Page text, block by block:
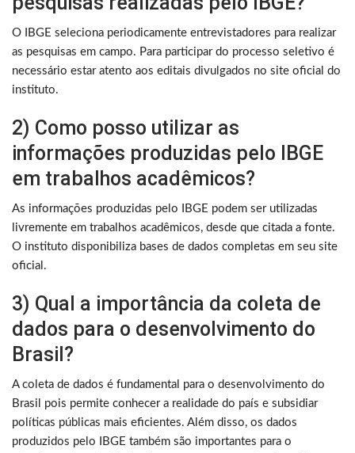
O IBGE seleciona periodicamente entrevistadores para realizar
as pesquisas em campo. Para participar do processo seletivo é
necessário estar atento aos editais divulgados no site oficial do
instituto.
2) Como posso utilizar as
informações produzidas pelo IBGE
em trabalhos acadêmicos?
As informações produzidas pelo IBGE podem ser utilizadas
livremente em trabalhos acadêmicos, desde que citada a fonte.
O instituto disponibiliza bases de dados completas em seu site
oficial.
3) Qual a importância da coleta de
dados para o desenvolvimento do
Brasil?
A coleta de dados é fundamental para o desenvolvimento do
Brasil pois permite conhecer a realidade do país e subsidiar
políticas públicas mais eficientes. Além disso, os dados
produzidos pelo IBGE também são importantes para o